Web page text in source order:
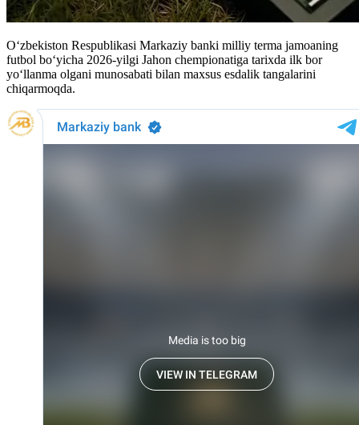
O‘zbekiston Respublikasi Markaziy banki milliy terma jamoaning
futbol bo‘yicha 2026-yilgi Jahon chempionatiga tarixda ilk bor
yo‘llanma olgani munosabati bilan maxsus esdalik tangalarini
chiqarmoqda.